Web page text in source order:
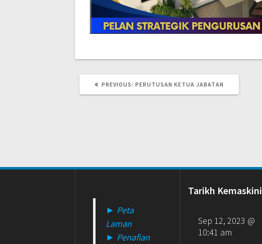
PREVIOUS: PREVIOUS
PERUTUSAN KETUA JABATAN
► Peta
Laman
► Penafian
Tarikh Kemaskini
Sep 12, 2023 @
10:41 am